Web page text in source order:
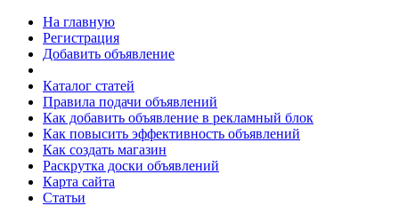
На главную
Регистрация
Добавить объявление
Каталог статей
Правила подачи объявлений
Как добавить объявление в рекламный блок
Как повысить эффективность объявлений
Как создать магазин
Раскрутка доски объявлений
Карта сайта
Статьи